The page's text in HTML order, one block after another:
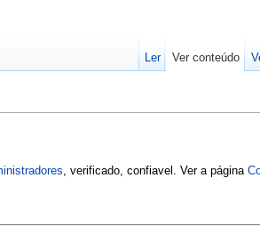
, verificado, confiavel. Ver a página
Ler Ver conteúdo